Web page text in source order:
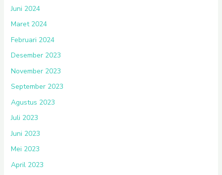
Juni 2024
Maret 2024
Februari 2024
Desember 2023
November 2023
September 2023
Agustus 2023
Juli 2023
Juni 2023
Mei 2023
April 2023